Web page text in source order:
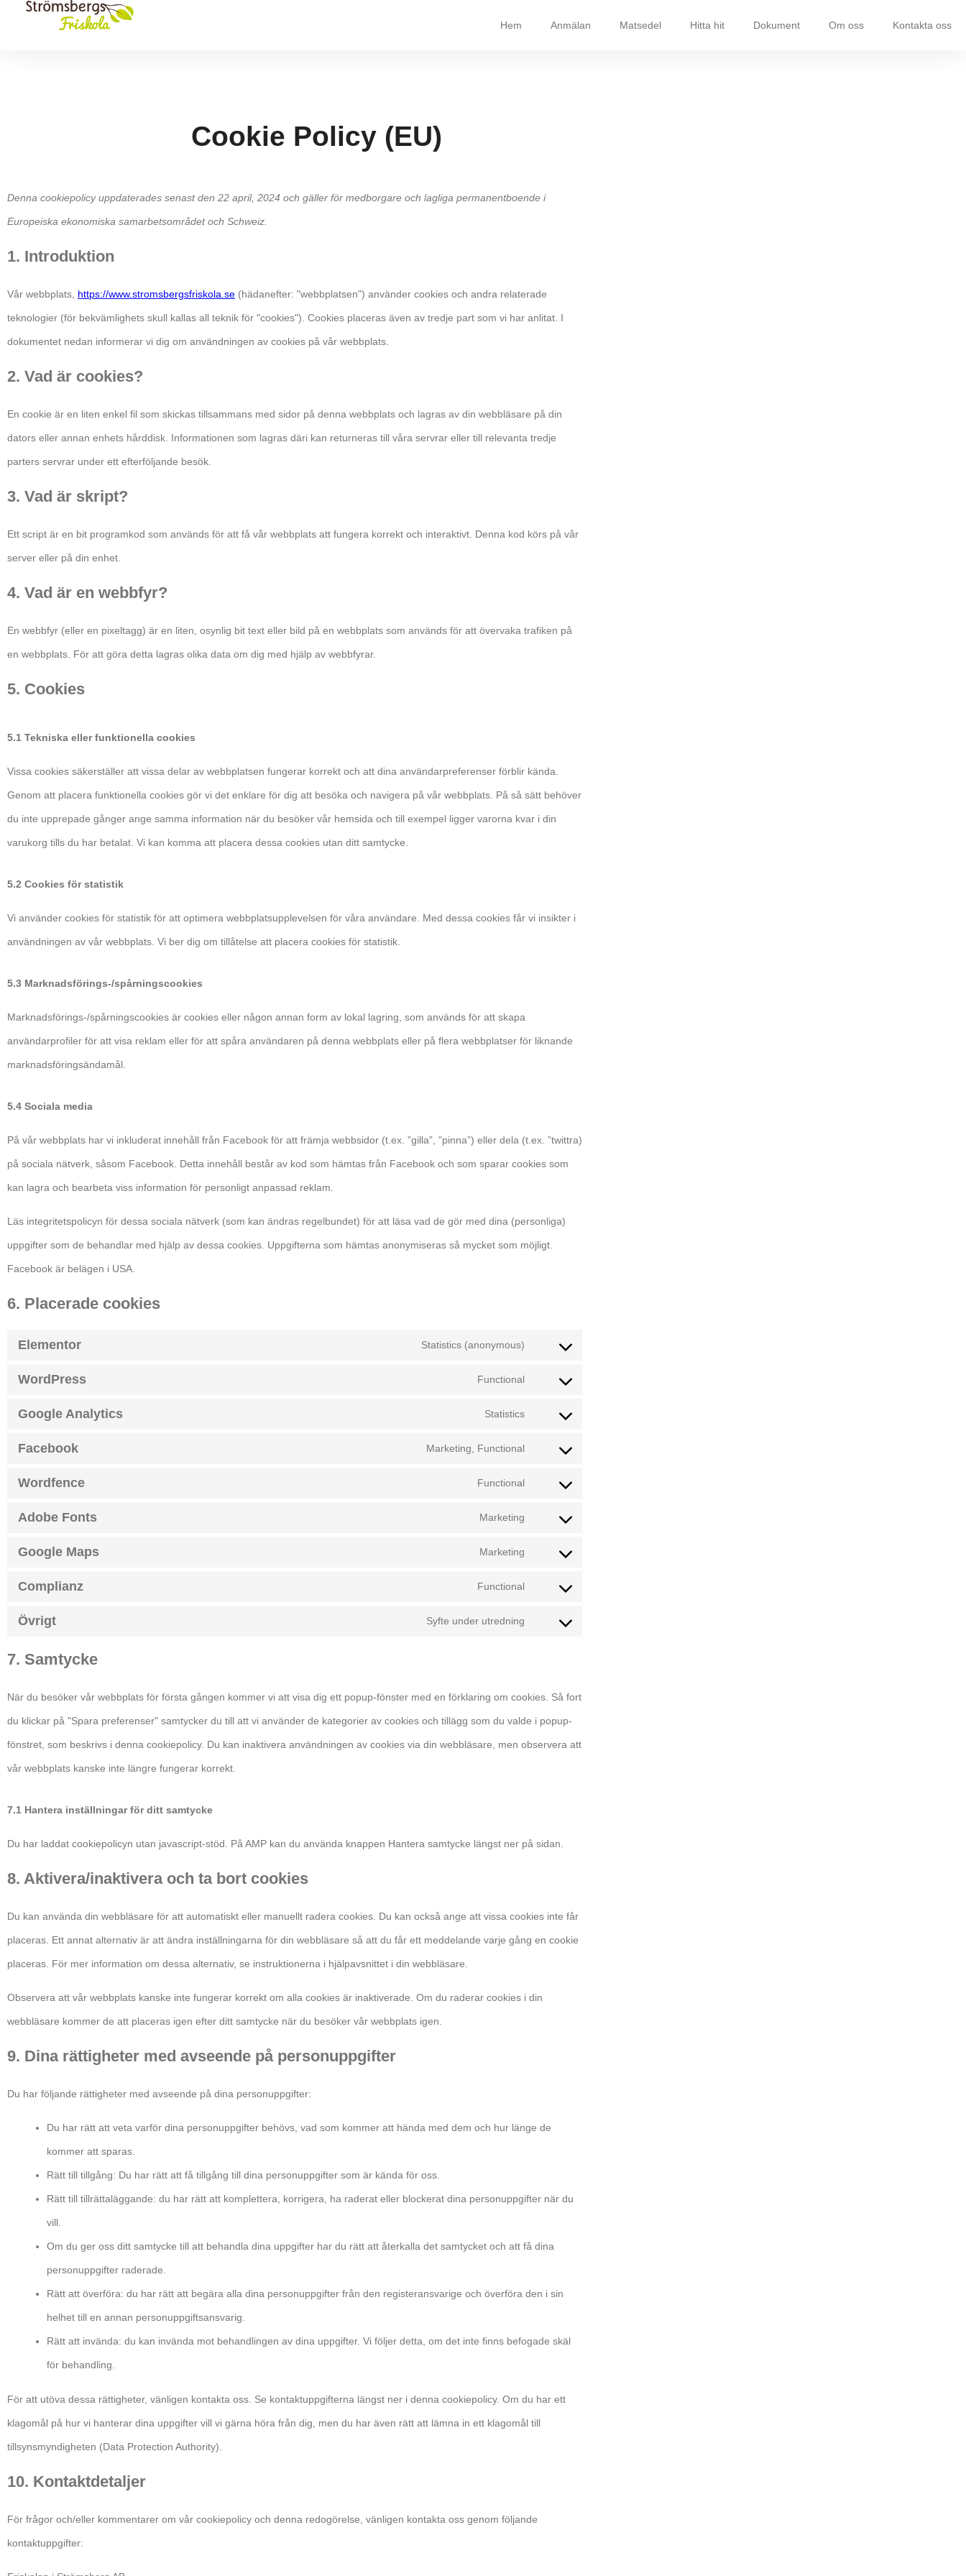
Hem Anmälan Matsedel Hitta hit Dokument Om oss Kontakta oss
Cookie Policy (EU)
Denna cookiepolicy uppdaterades senast den 22 april, 2024 och gäller för medborgare och lagliga permanentboende i
Europeiska ekonomiska samarbetsområdet och Schweiz.
1. Introduktion
Vår webbplats, https://www.stromsbergsfriskola.se (hädanefter: "webbplatsen") använder cookies och andra relaterade
teknologier (för bekvämlighets skull kallas all teknik för "cookies"). Cookies placeras även av tredje part som vi har anlitat. I
dokumentet nedan informerar vi dig om användningen av cookies på vår webbplats.
2. Vad är cookies?
En cookie är en liten enkel fil som skickas tillsammans med sidor på denna webbplats och lagras av din webbläsare på din
dators eller annan enhets hårddisk. Informationen som lagras däri kan returneras till våra servrar eller till relevanta tredje
parters servrar under ett efterföljande besök.
3. Vad är skript?
Ett script är en bit programkod som används för att få vår webbplats att fungera korrekt och interaktivt. Denna kod körs på vår
server eller på din enhet.
4. Vad är en webbfyr?
En webbfyr (eller en pixeltagg) är en liten, osynlig bit text eller bild på en webbplats som används för att övervaka trafiken på
en webbplats. För att göra detta lagras olika data om dig med hjälp av webbfyrar.
5. Cookies
5.1 Tekniska eller funktionella cookies
Vissa cookies säkerställer att vissa delar av webbplatsen fungerar korrekt och att dina användarpreferenser förblir kända.
Genom att placera funktionella cookies gör vi det enklare för dig att besöka och navigera på vår webbplats. På så sätt behöver
du inte upprepade gånger ange samma information när du besöker vår hemsida och till exempel ligger varorna kvar i din
varukorg tills du har betalat. Vi kan komma att placera dessa cookies utan ditt samtycke.
5.2 Cookies för statistik
Vi använder cookies för statistik för att optimera webbplatsupplevelsen för våra användare. Med dessa cookies får vi insikter i
användningen av vår webbplats. Vi ber dig om tillåtelse att placera cookies för statistik.
5.3 Marknadsförings-/spårningscookies
Marknadsförings-/spårningscookies är cookies eller någon annan form av lokal lagring, som används för att skapa
användarprofiler för att visa reklam eller för att spåra användaren på denna webbplats eller på flera webbplatser för liknande
marknadsföringsändamål.
5.4 Sociala media
På vår webbplats har vi inkluderat innehåll från Facebook för att främja webbsidor (t.ex. ”gilla”, ”pinna”) eller dela (t.ex. ”twittra)
på sociala nätverk, såsom Facebook. Detta innehåll består av kod som hämtas från Facebook och som sparar cookies som
kan lagra och bearbeta viss information för personligt anpassad reklam.
Läs integritetspolicyn för dessa sociala nätverk (som kan ändras regelbundet) för att läsa vad de gör med dina (personliga)
uppgifter som de behandlar med hjälp av dessa cookies. Uppgifterna som hämtas anonymiseras så mycket som möjligt.
Facebook är belägen i USA.
6. Placerade cookies
Elementor Statistics (anonymous)
WordPress Functional
Google Analytics Statistics
Facebook Marketing, Functional
Wordfence Functional
Adobe Fonts Marketing
Google Maps Marketing
Complianz Functional
Övrigt Syfte under utredning
7. Samtycke
När du besöker vår webbplats för första gången kommer vi att visa dig ett popup-fönster med en förklaring om cookies. Så fort
du klickar på "Spara preferenser" samtycker du till att vi använder de kategorier av cookies och tillägg som du valde i popup-
fönstret, som beskrivs i denna cookiepolicy. Du kan inaktivera användningen av cookies via din webbläsare, men observera att
vår webbplats kanske inte längre fungerar korrekt.
7.1 Hantera inställningar för ditt samtycke
Du har laddat cookiepolicyn utan javascript-stöd. På AMP kan du använda knappen Hantera samtycke längst ner på sidan.
8. Aktivera/inaktivera och ta bort cookies
Du kan använda din webbläsare för att automatiskt eller manuellt radera cookies. Du kan också ange att vissa cookies inte får
placeras. Ett annat alternativ är att ändra inställningarna för din webbläsare så att du får ett meddelande varje gång en cookie
placeras. För mer information om dessa alternativ, se instruktionerna i hjälpavsnittet i din webbläsare.
Observera att vår webbplats kanske inte fungerar korrekt om alla cookies är inaktiverade. Om du raderar cookies i din
webbläsare kommer de att placeras igen efter ditt samtycke när du besöker vår webbplats igen.
9. Dina rättigheter med avseende på personuppgifter
Du har följande rättigheter med avseende på dina personuppgifter:
Du har rätt att veta varför dina personuppgifter behövs, vad som kommer att hända med dem och hur länge de
kommer att sparas.
Rätt till tillgång: Du har rätt att få tillgång till dina personuppgifter som är kända för oss.
Rätt till tillrättaläggande: du har rätt att komplettera, korrigera, ha raderat eller blockerat dina personuppgifter när du
vill.
Om du ger oss ditt samtycke till att behandla dina uppgifter har du rätt att återkalla det samtycket och att få dina
personuppgifter raderade.
Rätt att överföra: du har rätt att begära alla dina personuppgifter från den registeransvarige och överföra den i sin
helhet till en annan personuppgiftsansvarig.
Rätt att invända: du kan invända mot behandlingen av dina uppgifter. Vi följer detta, om det inte finns befogade skäl
för behandling.
För att utöva dessa rättigheter, vänligen kontakta oss. Se kontaktuppgifterna längst ner i denna cookiepolicy. Om du har ett
klagomål på hur vi hanterar dina uppgifter vill vi gärna höra från dig, men du har även rätt att lämna in ett klagomål till
tillsynsmyndigheten (Data Protection Authority).
10. Kontaktdetaljer
För frågor och/eller kommentarer om vår cookiepolicy och denna redogörelse, vänligen kontakta oss genom följande
kontaktuppgifter: